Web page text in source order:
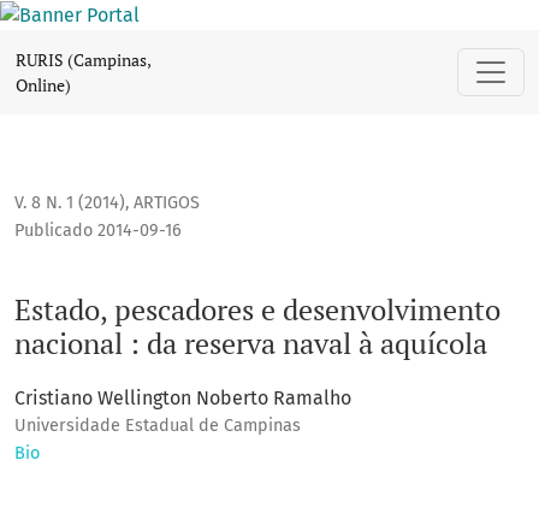
RURIS (Campinas,
Online)
V. 8 N. 1 (2014), ARTIGOS
Estado, pescadores e desenvolvimento
nacional : da reserva naval à aquícola
Publicado 2014-09-16
Cristiano Wellington Noberto Ramalho
Universidade Estadual de Campinas
Bio